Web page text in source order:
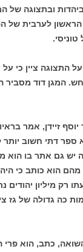
ובתצוגה של
לערבית של
על התצוגה ציין כי
המגן דוד מסביר
זיידן, אמר
ספר דתי חשוב יותר
יש גם אתר בו
הוא כותב כי
רק מיליון יהודים
כתב, הוא פרי